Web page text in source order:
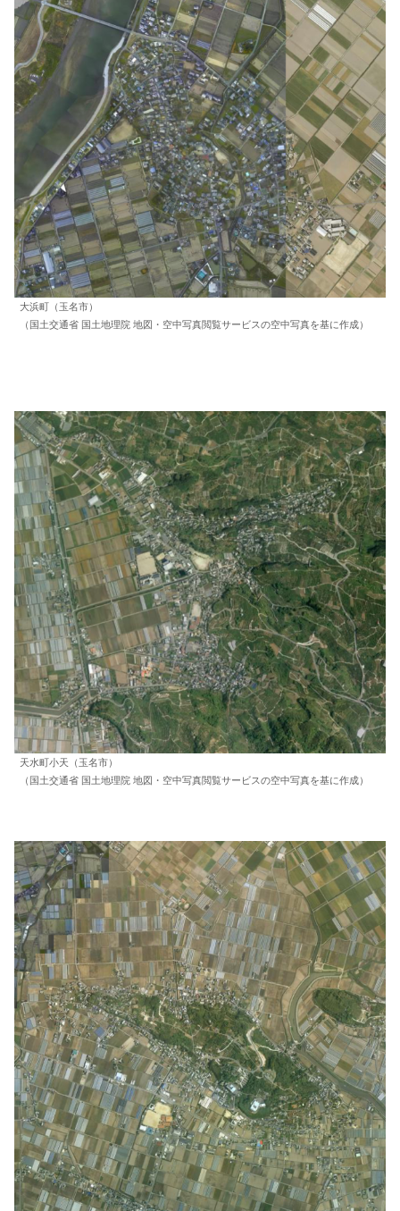
大浜町（玉名市）
（国土交通省 国土地理院 地図・空中写真閲覧サービスの空中写真を基に作成）
天水町小天（玉名市）
（国土交通省 国土地理院 地図・空中写真閲覧サービスの空中写真を基に作成）